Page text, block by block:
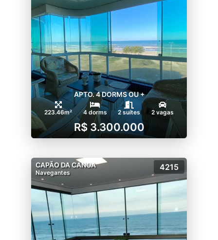
APTO. 4 DORMS OU +
223.46m² 4 dorms 2 suítes 2 vagas
R$ 3.300.000
CAPÃO DA CANOA
Navegantes
4215